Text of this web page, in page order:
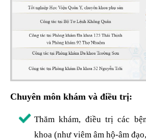
Chuyên môn khám và điều trị:
Thăm khám, điều trị các
khoa (như viêm âm hộ-âm